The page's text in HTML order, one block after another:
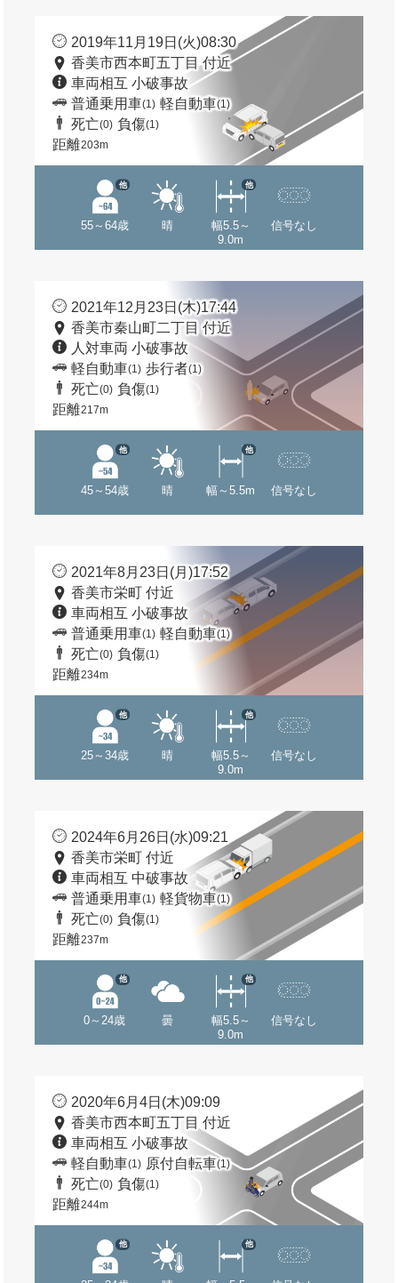
2019年11月19日(火)08:30
香美市西本町五丁目 付近
車両相互 小破事故
普通乗用車(1) 軽自動車(1)
死亡(0) 負傷(1)
距離203m
55～64歳
他
晴
幅5.5～
9.0m
他
信号なし
2021年12月23日(木)17:44
香美市秦山町二丁目 付近
人対車両 小破事故
軽自動車(1) 歩行者(1)
死亡(0) 負傷(1)
距離217m
45～54歳
他
晴 幅～5.5m
他
信号なし
2021年8月23日(月)17:52
香美市栄町 付近
車両相互 小破事故
普通乗用車(1) 軽自動車(1)
死亡(0) 負傷(1)
距離234m
25～34歳
他
晴
幅5.5～
9.0m
他
信号なし
2024年6月26日(水)09:21
香美市栄町 付近
車両相互 中破事故
普通乗用車(1) 軽貨物車(1)
死亡(0) 負傷(1)
距離237m
0～24歳
他
曇
幅5.5～
9.0m
他
信号なし
2020年6月4日(木)09:09
香美市西本町五丁目 付近
車両相互 小破事故
軽自動車(1) 原付自転車(1)
死亡(0) 負傷(1)
距離244m
他 他